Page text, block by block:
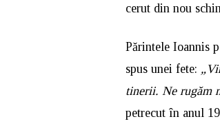
cerut din nou
Părintele Ioannis
spus unei fete:
tinerii. Ne rugăm
petrecut în anul